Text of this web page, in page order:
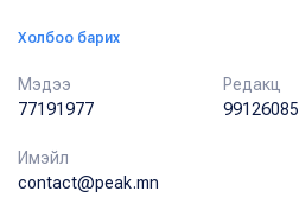
Холбоо барих
Мэдээ
77191977
Редакц
99126085
Имэйл
contact@peak.mn